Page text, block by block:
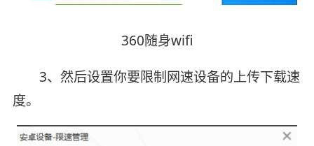
360随身wifi
3、然后设置你要限制网速设备的上传下载速
度。